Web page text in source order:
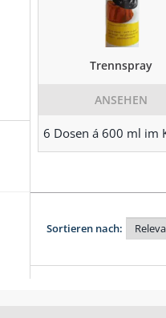
Trennspray
ANSEHEN
6 Dosen á 600 ml im
Sortieren nach: